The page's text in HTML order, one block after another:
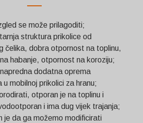
se može prilagoditi;
struktura prikolice od
čelika, dobra otpornost na toplinu,
habanje, otpornost na koroziju;
dodatna oprema
u mobilnoj prikolici za hranu;
otporan je na toplinu i
i ima dug vijek trajanja;
je da ga možemo modificirati